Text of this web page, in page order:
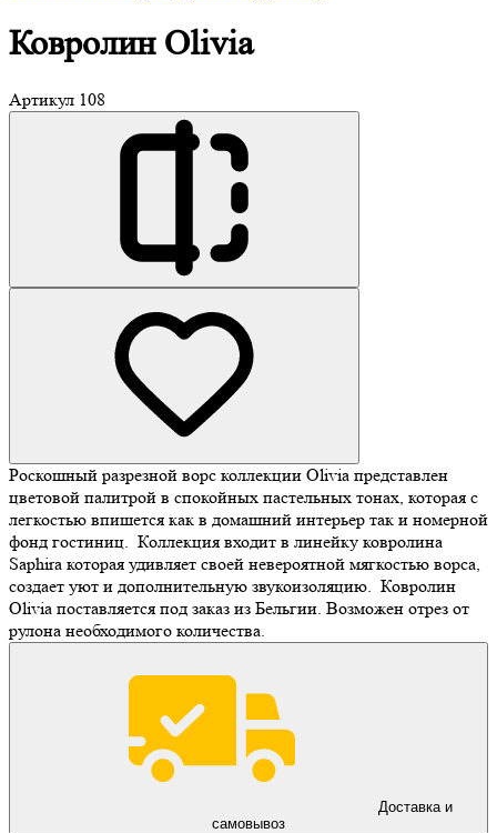
Ковролин Olivia
Артикул 108
Роскошный разрезной ворс коллекции Olivia представлен
цветовой палитрой в спокойных пастельных тонах, которая с
легкостью впишется как в домашний интерьер так и номерной
фонд гостиниц. Коллекция входит в линейку ковролина
Saphira которая удивляет своей невероятной мягкостью ворса,
создает уют и дополнительную звукоизоляцию. Ковролин
Olivia поставляется под заказ из Бельгии. Возможен отрез от
рулона необходимого количества.
Доставка и
самовывоз